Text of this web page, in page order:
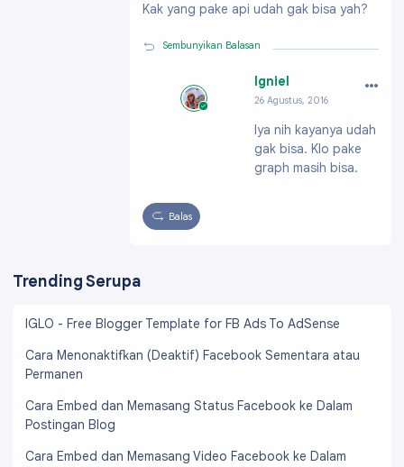
Kak yang pake api udah gak bisa yah?
Sembunyikan Balasan
Igniel
26 Agustus, 2016
w.blogger.com/pro
file/091991703796
61896200
…
Iya nih kayanya udah
gak bisa. Klo pake
graph masih bisa.
Balas
Trending Serupa
IGLO - Free Blogger Template for FB Ads To AdSense
Cara Menonaktifkan (Deaktif) Facebook Sementara atau
Permanen
Cara Embed dan Memasang Status Facebook ke Dalam
Postingan Blog
Cara Embed dan Memasang Video Facebook ke Dalam